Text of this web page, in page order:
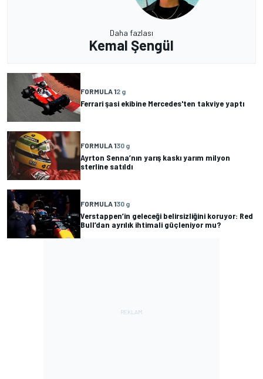
Daha fazlası
Kemal Şengül
FORMULA 12 g
Ferrari şasi ekibine Mercedes'ten takviye yaptı
FORMULA 130 g
Ayrton Senna’nın yarış kaskı yarım milyon
sterline satıldı
FORMULA 130 g
Verstappen’in geleceği belirsizliğini koruyor: Red
Bull’dan ayrılık ihtimali güçleniyor mu?